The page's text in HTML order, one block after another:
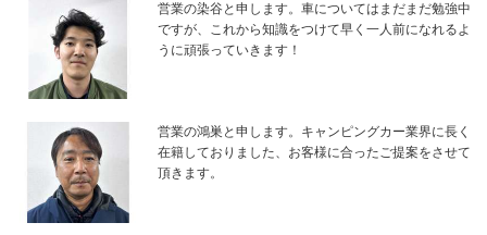
営業の染谷と申します。車についてはまだまだ勉強中
ですが、これから知識をつけて早く一人前になれるよ
うに頑張っていきます！
営業の鴻巣と申します。キャンピングカー業界に長く
在籍しておりました、お客様に合ったご提案をさせて
頂きます。